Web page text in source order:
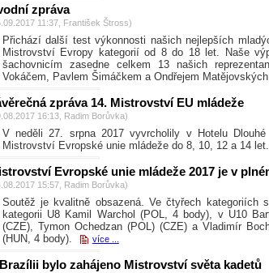
zpráva
11:37, František Štross)
Přichází další test výkonnosti našich nejlepších
Mistrovství Evropy kategorií od 8 do 18 let. Naše
šachovnicím zasedne celkem 13 našich
Vokáčem, Pavlem Šimáčkem a Ondřejem
zpráva 14. Mistrovství EU mládeže
16:13, Radim Borůvka)
V neděli 27. srpna 2017 vyvrcholily v Hotelu
Mistrovství Evropské unie mládeže do 8, 10, 12 a 14 let.
Evropské unie mládeže 2017 je v
15:57, Radim Borůvka)
Soutěž je kvalitně obsazená. Ve čtyřech kategoriích
kategorii U8 Kamil Warchol (POL, 4 body), v U10
(CZE), Tymon Ochedzan (POL) (CZE) a Vladimír
(HUN, 4 body).
více ...
bylo zahájeno Mistrovství světa kadetů